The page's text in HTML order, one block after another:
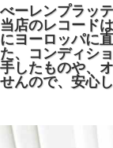
べーレンプラッ
当店のレコード
にヨーロッパに
た、コンディシ
手したものや、
せんので、安心